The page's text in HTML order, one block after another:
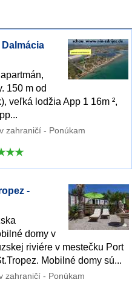
150 m od
veľká lodžia App 1 16m ²,
zahraničí - Ponúkam
-
domy v
riviére v mestečku Port
Mobilné domy sú...
zahraničí - Ponúkam